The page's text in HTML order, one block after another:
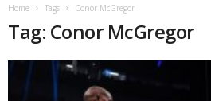
Home Tags Conor McGregor
Tag: Conor McGregor